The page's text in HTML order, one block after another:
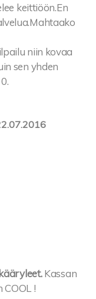
keittiöön.En
niin kovaa
sen yhden
Kassan
!